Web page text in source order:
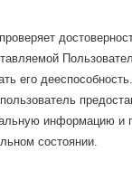
его
информацию и
состоянии.